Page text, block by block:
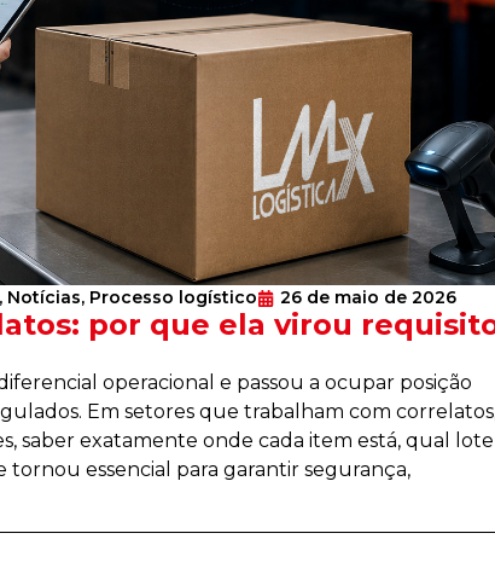
, Notícias, Processo logístico 26 de maio de 2026
por que ela virou
operacional e passou a ocupar posição
Em setores que trabalham com
saber exatamente onde cada item está, qual
tornou essencial para garantir segurança,